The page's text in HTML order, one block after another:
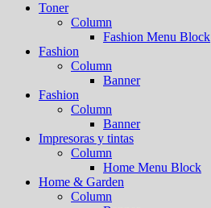
Toner
Column
Fashion Menu Block
Fashion
Column
Banner
Fashion
Column
Banner
Impresoras y tintas
Column
Home Menu Block
Home & Garden
Column